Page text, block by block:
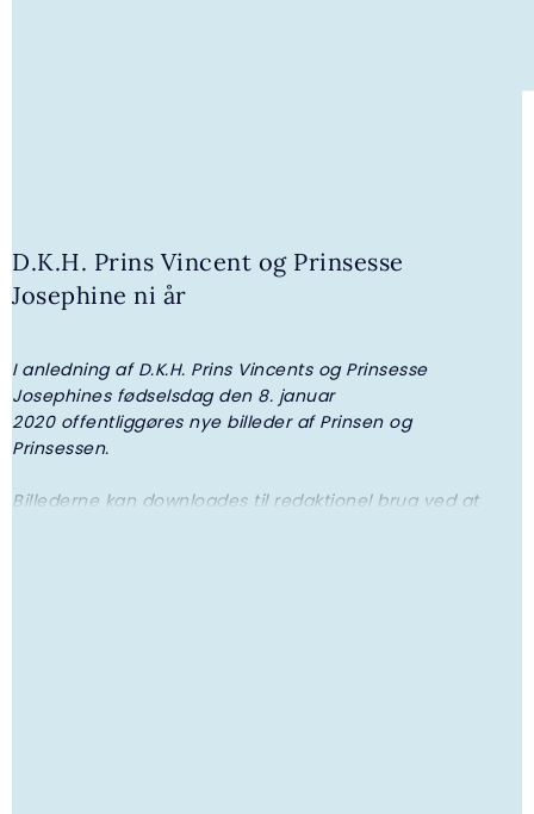
D.K.H. Prins Vincent og Prinsesse
Josephine ni år
I anledning af D.K.H. Prins Vincents og Prinsesse
Josephines fødselsdag den 8. januar
2020 offentliggøres nye billeder af Prinsen og
Prinsessen.
Billederne kan downloades til redaktionel brug ved at
Kongeparrets modtagelse på Gråsten
Torv